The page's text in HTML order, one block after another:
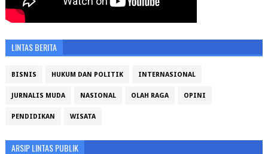
LINTAS BERITA
BISNIS HUKUM DAN POLITIK INTERNASIONAL
JURNALIS MUDA NASIONAL OLAH RAGA OPINI
PENDIDIKAN WISATA
ARSIP LINTAS PUBLIK